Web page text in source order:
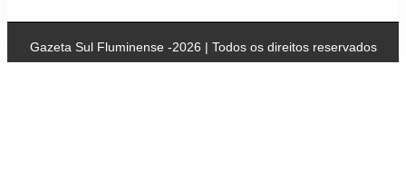
Gazeta Sul Fluminense -2026 | Todos os direitos reservados